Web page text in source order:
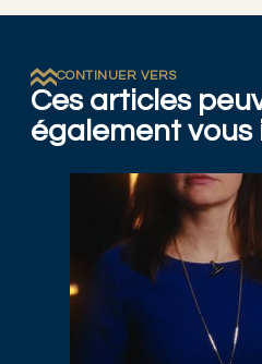
CONTINUER VERS
Ces articles
également vous